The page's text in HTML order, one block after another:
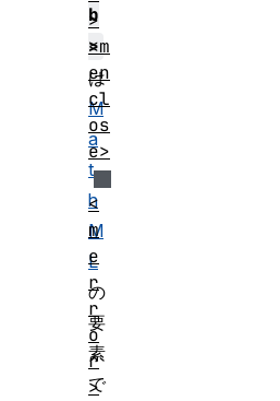
b
>
は
M
a
t
h
M
L
の
要
素
で
>
<m
en
cl
os
e>
<
m
e
r
r
o
r
>